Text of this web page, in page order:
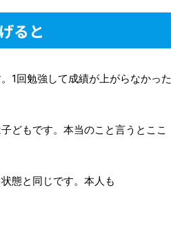
ると
1回勉強して成績が上がらなかった
どもです。本当のこと言うとここ
態と同じです。本人も